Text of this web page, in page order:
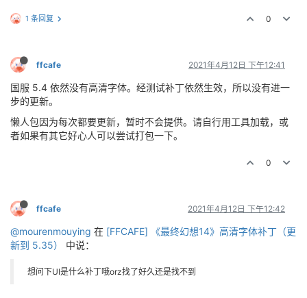
1 条回复 0
ffcafe 2021年4月12日 下午12:41
国服 5.4 依然没有高清字体。经测试补丁依然生效，所以没有进一
步的更新。
懒人包因为每次都要更新，暂时不会提供。请自行用工具加载，或
者如果有其它好心人可以尝试打包一下。
0
ffcafe 2021年4月12日 下午12:42
@mourenmouying 在 [FFCAFE] 《最终幻想14》高清字体补丁（更
新到 5.35）
中说：
想问下UI是什么补丁哦orz找了好久还是找不到